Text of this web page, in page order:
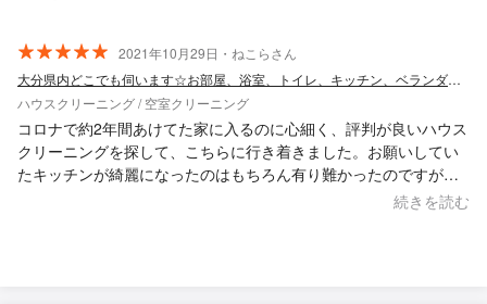
2021年10月29日・ねこらさん
大分県内どこでも伺います☆お部屋、浴室、トイレ、キッチン、ベランダ清掃
ハウスクリーニング / 空室クリーニング
コロナで約2年間あけてた家に入るのに心細く、評判が良いハウス
クリーニングを探して、こちらに行き着きました。お願いしてい
たキッチンが綺麗になったのはもちろん有り難かったのですが、
これまで他の人に相談できなかった、お家のメンテナンスも実際
続きを読む